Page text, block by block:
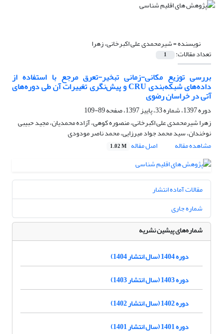
نویسنده =شیرمحمدی علی اکبرخانی، زهرا
تعداد مقالات: 1
بررسی توزیع مکانی-زمانی تبخیر-تعرق مرجع با استفاده از
داده‌های شبکه‌بندی CRU و پیش‌نگری تغییرات آن طی دوره‌های
آتی در خراسان رضوی
دوره 1397، شماره 33، پاییز 1397، صفحه
89-109
زهرا شیرمحمدی علی اکبرخانی، منصوره کوهی، آزاده محمدیان، مجید حبیبی
نوخندان، سید محمد جواد میرزایی، محمد ناصر مودودی
مشاهده مقاله
اصل مقاله 1.02 M
مقالات آماده انتشار
شماره جاری
شماره‌های پیشین نشریه
دوره 1404 (سال انتشار 1404)
دوره 1403 (سال انتشار 1403)
دوره 1402 (سال انتشار 1402)
دوره 1401 (سال انتشار 1401)